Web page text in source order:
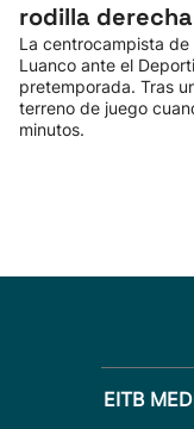
rodilla derecha
La centrocampista
Luanco ante el
pretemporada. Tras
terreno de juego
minutos.
EITB